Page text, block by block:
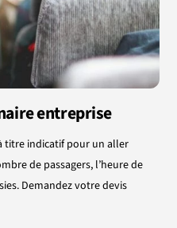
entreprise
titre indicatif pour un aller
de passagers, l’heure de
Demandez votre devis